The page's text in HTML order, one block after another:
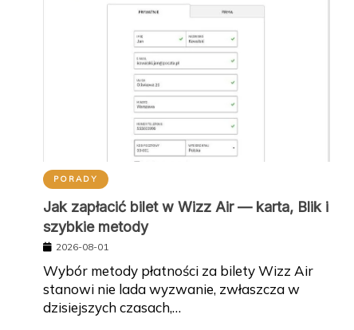
PORADY
Jak zapłacić bilet w Wizz Air — karta, Blik i
szybkie metody
2026-08-01
Wybór metody płatności za bilety Wizz Air
stanowi nie lada wyzwanie, zwłaszcza w
dzisiejszych czasach,…